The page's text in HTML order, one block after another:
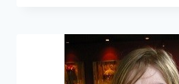
LE
CONCERTA
POUR